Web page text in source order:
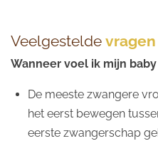
Veelgestelde vragen
Wanneer voel ik mijn
De meeste zwangere
het eerst bewegen
eerste zwangerschap